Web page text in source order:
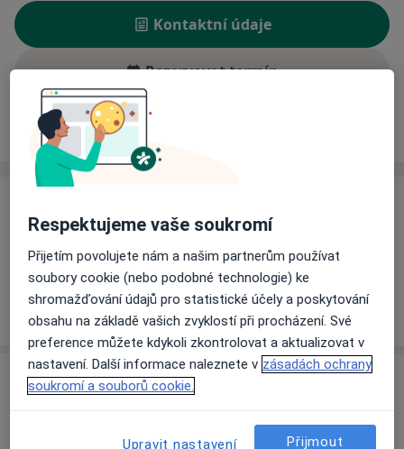
Kontaktní údaje
Rezervovat termín
Ceník
Informace o službách a cenách nejsou k dispozici
Tento specialista ještě nepřidával žádné informace o
svých službách.
Adresa
Ord. praktického lékaře stomatologa
ZS Věznice Všehrdy 26,Všehrdy 43001
Respektujeme vaše soukromí
Přijetím povolujete nám a našim partnerům používat
soubory cookie (nebo podobné technologie) ke
shromažďování údajů pro statistické účely a poskytování
obsahu na základě vašich zvyklostí při procházení. Své
preference můžete kdykoli zkontrolovat a aktualizovat v
nastavení. Další informace naleznete v zásadách ochrany
soukromí a souborů cookie.
Upravit nastavení Přijmout